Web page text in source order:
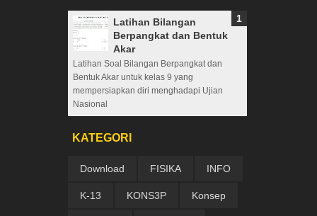
Latihan Bilangan
Berpangkat dan Bentuk
Akar
Latihan Soal Bilangan Berpangkat dan
Bentuk Akar untuk kelas 9 yang
mempersiapkan diri menghadapi Ujian
Nasional
KATEGORI
Download FISIKA INFO
K-13 KONS3P Konsep